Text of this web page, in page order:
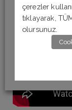
çerezler
tıklayarak,
olursunuz.